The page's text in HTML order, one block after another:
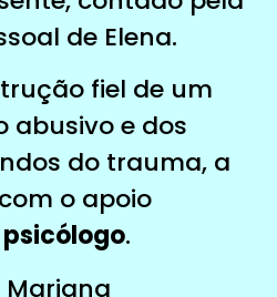
de Elena.
fiel de um
abusivo e dos
do trauma, a
o apoio
psicólogo.
Mariana